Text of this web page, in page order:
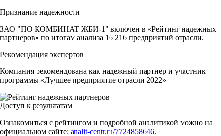
Признание надежности
ЗАО "ПО КОМБИНАТ ЖБИ-1" включен в «Рейтинг надежных
партнеров» по итогам анализа 16 216 предприятий отрасли.
Рекомендация экспертов
Компания рекомендована как надежный партнер и участник
программы «Лучшее предприятие отрасли 2022»
Доступ к результатам
Ознакомиться с рейтингом и подробной аналитикой можно на
официальном сайте: analit-centr.ru/7724858646.